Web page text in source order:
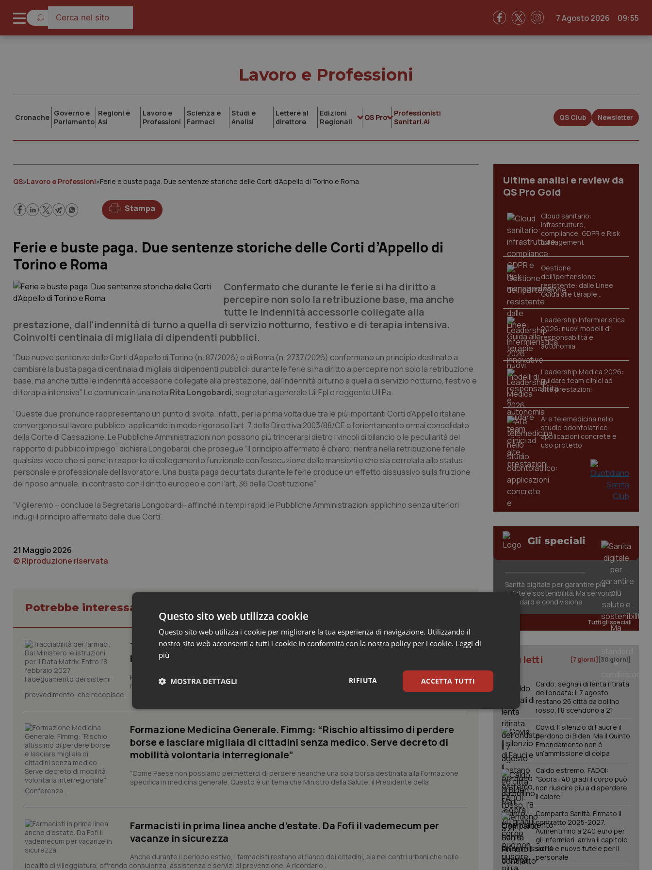
7 Agosto 2026 09:55
Lavoro e Professioni
Cronache Governo e
Parlamento
Regioni e
Asl
Lavoro e
Professioni
Scienza e
Farmaci
Studi e
Analisi
Lettere al
direttore
Edizioni
Regionali
QS Pro
Professionisti
Sanitari.AI
QS Club Newsletter
QS»Lavoro e Professioni»Ferie e buste paga. Due sentenze storiche delle Corti d’Appello di Torino e Roma
Stampa
Ferie e buste paga. Due sentenze storiche delle Corti d’Appello di
Torino e Roma
Confermato che durante le ferie si ha diritto a
percepire non solo la retribuzione base, ma anche
tutte le indennità accessorie collegate alla
prestazione, dall'indennità di turno a quella di servizio notturno, festivo e di terapia intensiva.
Coinvolti centinaia di migliaia di dipendenti pubblici.
“Due nuove sentenze delle Corti d’Appello di Torino (n. 87/2026) e di Roma (n. 2737/2026) confermano un principio destinato a
cambiare la busta paga di centinaia di migliaia di dipendenti pubblici: durante le ferie si ha diritto a percepire non solo la retribuzione
base, ma anche tutte le indennità accessorie collegate alla prestazione, dall’indennità di turno a quella di servizio notturno, festivo e
di terapia intensiva”. Lo comunica in una nota Rita Longobardi, segretaria generale Uil Fpl e reggente Uil Pa.
“Queste due pronunce rappresentano un punto di svolta. Infatti, per la prima volta due tra le più importanti Corti d’Appello italiane
convergono sul lavoro pubblico, applicando in modo rigoroso l’art. 7 della Direttiva 2003/88/CE e l’orientamento ormai consolidato
della Corte di Cassazione. Le Pubbliche Amministrazioni non possono più trincerarsi dietro i vincoli di bilancio o le peculiarità del
rapporto di pubblico impiego” dichiara Longobardi, che prosegue “Il principio affermato è chiaro; rientra nella retribuzione feriale
qualsiasi voce che si pone in rapporto di collegamento funzionale con l’esecuzione delle mansioni e che sia correlata allo status
personale e professionale del lavoratore. Una busta paga decurtata durante le ferie produce un effetto dissuasivo sulla fruizione
del riposo annuale, in contrasto con il diritto europeo e con l’art. 36 della Costituzione”.
“Vigileremo – conclude la Segretaria Longobardi- affinché in tempi rapidi le Pubbliche Amministrazioni applichino senza ulteriori
indugi il principio affermato dalle due Corti”.
21 Maggio 2026
© Riproduzione riservata
Potrebbe interessarti in Lavoro e Professioni
Tracciabilità dei farmaci. Dal Ministero le istruzioni per il Data Matrix.
Entro l’8 febbraio 2027 l’adeguamento dei sistemi
Pronta la circolare con le istruzioni operative fornite dal Ministero della Salute per l'adeguamento al
modello europeo di tracciabilità del farmaco basato sull'identificativo univoco Data Matrix. Il
provvedimento, che recepisce...
Formazione Medicina Generale. Fimmg: “Rischio altissimo di perdere
borse e lasciare migliaia di cittadini senza medico. Serve decreto di
mobilità volontaria interregionale”
“Come Paese non possiamo permetterci di perdere neanche una sola borsa destinata alla Formazione
specifica in medicina generale. Questo è un tema che Ministro della Salute, il Presidente della
Conferenza...
Farmacisti in prima linea anche d’estate. Da Fofi il vademecum per
vacanze in sicurezza
Anche durante il periodo estivo, i farmacisti restano al fianco dei cittadini, sia nei centri urbani che nelle
località di villeggiatura, offrendo consulenza, assistenza e servizi di prevenzione. A ricordarlo...
Ultime analisi e review da
QS Pro Gold
Cloud sanitario:
infrastrutture,
compliance, GDPR e Risk
management
Gestione
dell'Ipertensione
resistente: dalle Linee
Guida alle terapie
innovative
Leadership Infermieristica
2026: nuovi modelli di
responsabilità e
autonomia
Leadership Medica 2026:
guidare team clinici ad
alte prestazioni
AI e telemedicina nello
studio odontoiatrico:
applicazioni concrete e
uso protetto
Gli speciali
Sanità digitale per garantire più
salute e sostenibilità. Ma servono
standard e condivisione
Tutti gli speciali
I più letti [7 giorni] [30 giorni]
Caldo, segnali di lenta ritirata
dell'ondata: il 7 agosto
restano 26 città da bollino
rosso, l'8 scendono a 21
Covid. Il silenzio di Fauci e il
perdono di Biden. Ma il Quinto
Emendamento non è
un’ammissione di colpa
Caldo estremo, FADOI:
“Sopra i 40 gradi il corpo può
non riuscire più a disperdere
il calore”
Comparto Sanità. Firmato il
contratto 2025-2027.
Aumenti fino a 240 euro per
gli infermieri, arriva il capitolo
sull'IA e nuove tutele per il
personale
Questo sito web utilizza cookie
Questo sito web utilizza i cookie per migliorare la tua esperienza di navigazione. Utilizzando il
nostro sito web acconsenti a tutti i cookie in conformità con la nostra policy per i cookie. Leggi di
più
ACCETTA TUTTI
RIFIUTA
MOSTRA DETTAGLI
Necessari Statistici Marketing
Necessari Statistici Marketing
VISITOR_PRIVACY_METADATA
Questo cookie viene utilizzato per memorizzare le
del visitatore riguardo a varie politiche e
impostazioni sulla privacy, garantendo che le loro